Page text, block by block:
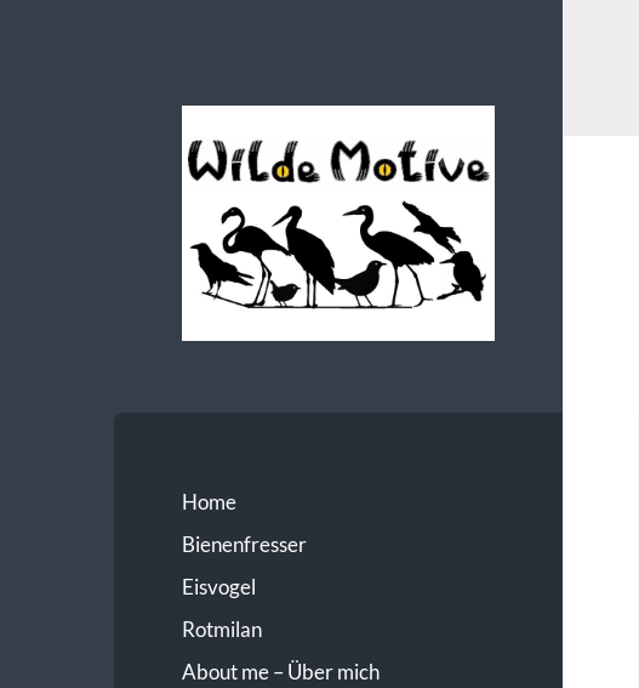
Home
Bienenfresser
Eisvogel
Rotmilan
About me – Über mich